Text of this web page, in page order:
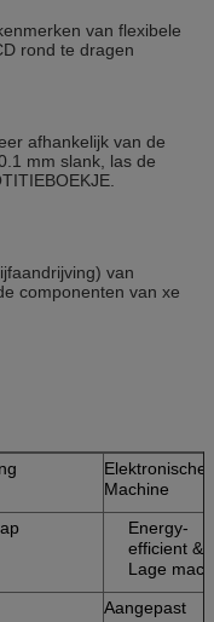
van flexibele
rond te dragen
afhankelijk van de
mm slank, las de
van
componenten van xe
Elektronische
Machine
Energy-
efficient &
Lage
Aangepast